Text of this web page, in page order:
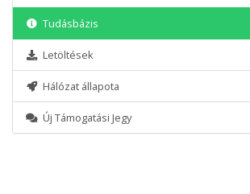
Tudásbázis
Letöltések
Hálózat állapota
Új Támogatási Jegy